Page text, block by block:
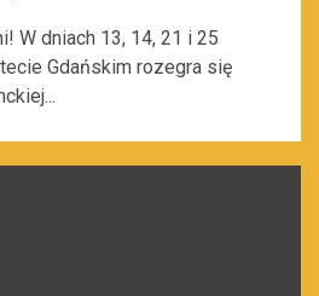
W dniach 13, 14, 21 i 25
Gdańskim rozegra się